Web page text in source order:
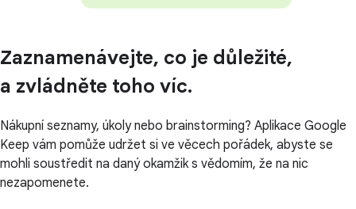
Zaznamenávejte, co je důležité,
a zvládněte toho víc.
Nákupní seznamy, úkoly nebo brainstorming? Aplikace Google
Keep vám pomůže udržet si ve věcech pořádek, abyste se
mohli soustředit na daný okamžik s vědomím, že na nic
nezapomenete.